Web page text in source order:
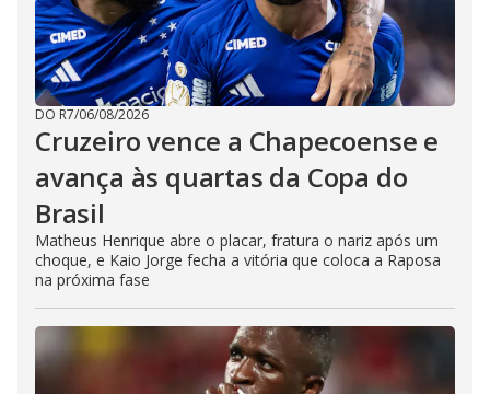
DO R7/06/08/2026
Cruzeiro vence a Chapecoense e
avança às quartas da Copa do
Brasil
Matheus Henrique abre o placar, fratura o nariz após um
choque, e Kaio Jorge fecha a vitória que coloca a Raposa
na próxima fase